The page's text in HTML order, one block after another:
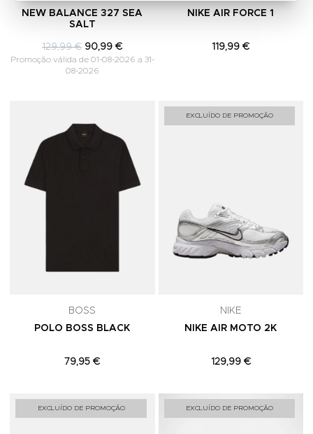
NEW BALANCE 327 SEA
SALT
129,99 € 90,99 €
Promoção válida de 01-08-2026 a 31-
08-2026
NIKE AIR FORCE 1
119,99 €
Adicionar aos Favoritos
BOSS
POLO BOSS BLACK
79,95 €
EXCLUÍDO DE PROMOÇÃO
NIKE
NIKE AIR MOTO 2K
129,99 €
EXCLUÍDO DE PROMOÇÃO Adicionar aos Favoritos
EXCLUÍDO DE PROMOÇÃO